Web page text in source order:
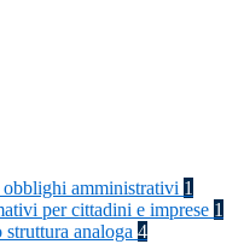
obblighi amministrativi 1
per cittadini e imprese 1
analoga 4